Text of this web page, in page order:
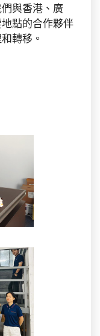
與香港、廣
點的合作夥伴
轉移。